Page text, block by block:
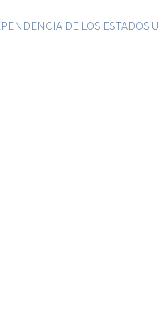
DE LOS ESTADOS